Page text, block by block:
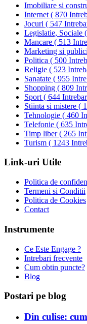
Imobiliare si
Internet ( 870
Jocuri ( 547
Legislatie, Sociale (
Mancare ( 513
Marketing si
Politica ( 500
Religie ( 523
Sanatate ( 955
Shopping ( 809
Sport ( 644
Stiinta si mistere (
Tehnologie ( 460
Telefonie ( 635
Timp liber( 265
Turism ( 1243
Link-uri Utile
Politica de
Termeni si Conditii
Politica de Cookies
Contact
Instrumente
Ce Este Engage ?
Intrebari frecvente
Cum obtin puncte?
Blog
Postari pe blog
Din culise: